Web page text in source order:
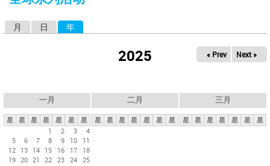
月 日 年
2025 « Prev Next »
一月
星 星 星 星 星 星
星
1
2 3
4
5
6 7 8 9 10
11
12 13 14 15 16 17
18
19 20 21 22 23 24 25
二月
星 星 星 星 星 星 星
三月
星 星 星 星 星 星 星